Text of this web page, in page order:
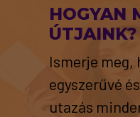
HOGYAN
ÚTJAINK?
Ismerje meg,
egyszerűvé
utazás